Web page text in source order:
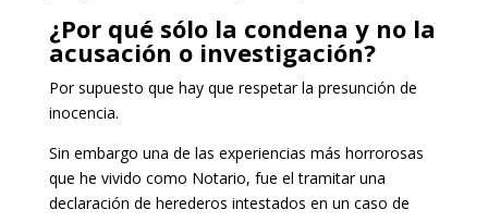
¿Por qué sólo la condena y no la
acusación o investigación?
Por supuesto que hay que respetar la presunción de
inocencia.
Sin embargo una de las experiencias más horrorosas
que he vivido como Notario, fue el tramitar una
declaración de herederos intestados en un caso de